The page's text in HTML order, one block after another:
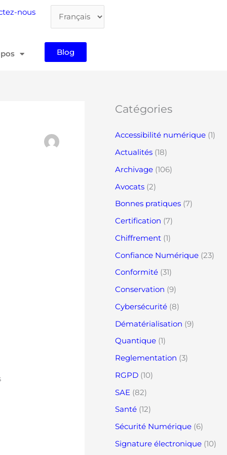
nous
Choisir
Blog
Catégories
Accessibilité numérique (1)
Actualités (18)
Archivage (106)
Avocats (2)
Bonnes pratiques (7)
Certification (7)
Chiffrement (1)
Confiance Numérique (23)
Conformité (31)
Conservation (9)
Cybersécurité (8)
Dématérialisation (9)
Quantique (1)
Reglementation (3)
RGPD (10)
SAE (82)
Santé (12)
Sécurité Numérique (6)
Signature électronique (10)